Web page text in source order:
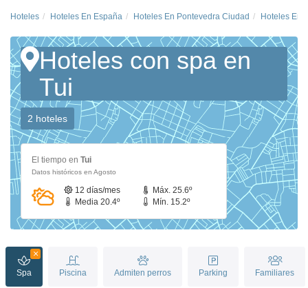
Hoteles Hoteles En España Hoteles En Pontevedra Ciudad Hoteles En
Hoteles con spa en
Tui
2 hoteles
El tiempo en Tui
Datos históricos en Agosto
12 días/mes
Máx. 25.6º
Media 20.4º
Mín. 15.2º
Spa Piscina Admiten perros Parking Familiares